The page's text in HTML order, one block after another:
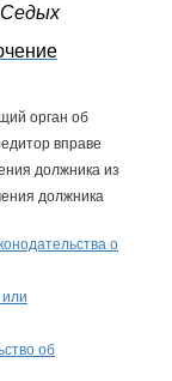
орган об
вправе
должника из
должника
о
об